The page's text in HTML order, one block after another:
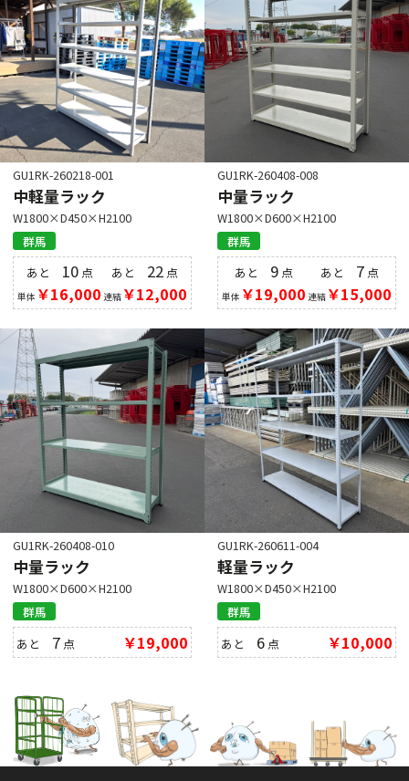
GU1RK-260218-001
中軽量ラック
W1800×D450×H2100
群馬
あと 10点
単体 ￥16,000
あと 22 点
連結￥12,000
GU1RK-260408-008
中量ラック
W1800×D600×H2100
群馬
あと 9 点
単体 ￥19,000
あと 7点
連結￥15,000
GU1RK-260408-010
中量ラック
W1800×D600×H2100
群馬
あと 7 点 ￥19,000
GU1RK-260611-004
軽量ラック
W1800×D450×H2100
群馬
あと 6 点 ￥10,000